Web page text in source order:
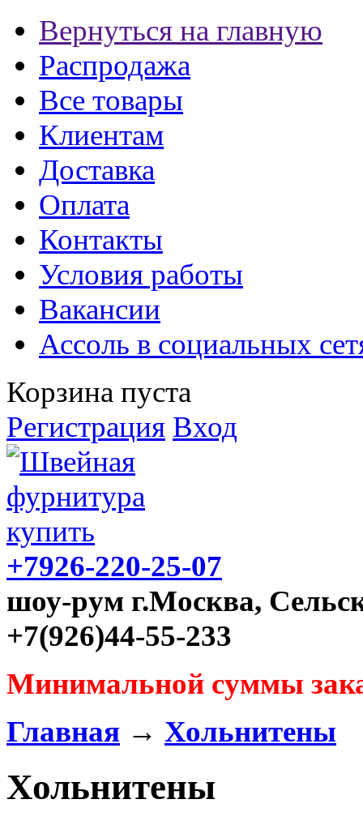
Вернуться на главную
Распродажа
Все товары
Клиентам
Доставка
Оплата
Контакты
Условия работы
Вакансии
Ассоль в социальных
Корзина пуста
Регистрация Вход
+7926-220-25-07
шоу-рум г.Москва,
+7(926)44-55-233
Минимальной суммы
Главная → Хольнитены
Хольнитены